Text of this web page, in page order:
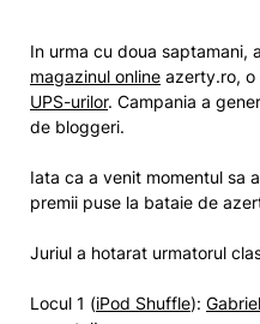
In urma cu doua saptamani,
magazinul online azerty.ro, o
UPS-urilor. Campania a
de bloggeri.
Iata ca a venit momentul sa
premii puse la bataie de
Juriul a hotarat urmatorul
Locul 1 (iPod Shuffle):